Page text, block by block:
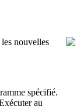
nouvelles
spécifié.
au